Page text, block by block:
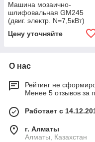
Машина мозаично-
шлифовальная GM245
(двиг. электр. N=7,5кВт)
Цену уточняйте
О нас
Рейтинг не
Менее 5 отзывов за
Работает с
г. Алматы
Алматы, Казахстан